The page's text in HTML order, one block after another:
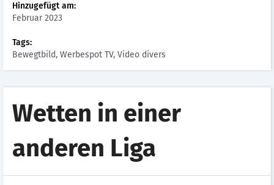
Hinzugefügt am:
Februar 2023
Tags:
Bewegtbild, Werbespot TV, Video divers
Wetten in einer
anderen Liga